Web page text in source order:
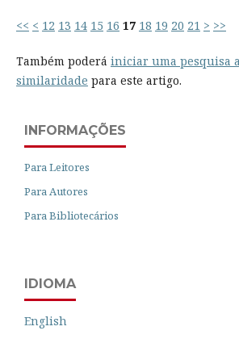
<< < 12 13 14 15 16 17 18 19 20 21 > >>
Também poderá iniciar uma pesquisa
similaridade para este artigo.
INFORMAÇÕES
Para Leitores
Para Autores
Para Bibliotecários
IDIOMA
English